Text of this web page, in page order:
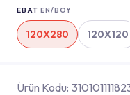
EBAT EN/BOY
120X280 120X120
Ürün Kodu: